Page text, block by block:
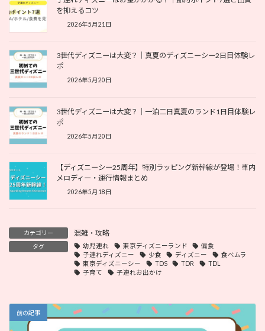
を抑えるコツ
2026年5月21日
3世代ディズニーは大変？｜真夏のディズニーシー2日目体験レ
ポ
2026年5月20日
3世代ディズニーは大変？｜一泊二日真夏のランド1日目体験レ
ポ
2026年5月20日
【ディズニーシー25周年】特別ラッピング新幹線が登場！車内
メロディー・運行情報まとめ
2026年5月18日
カテゴリー 混雑・攻略
タグ 幼児連れ 東京ディズニーランド
偏食
子連れディズニー
少食 ディズニー
食べムラ
東京ディズニーシー
TDS TDR
TDL
子育て
子連れお出かけ
前の記事